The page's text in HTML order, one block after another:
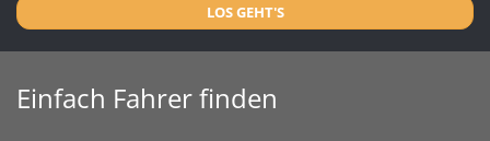
LOS GEHT'S
Einfach Fahrer finden